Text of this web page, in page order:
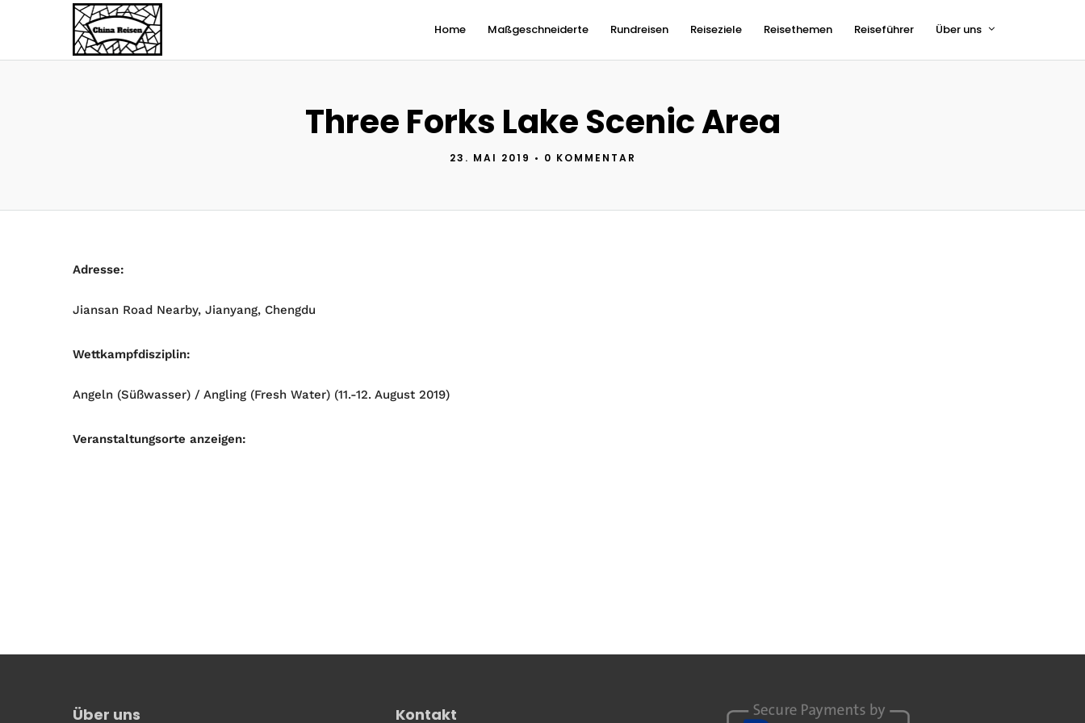
Home Maßgeschneiderte Rundreisen Reiseziele Reisethemen Reiseführer Über uns
Three Forks Lake Scenic Area
23. MAI 2019 • 0 KOMMENTAR
Adresse:
Jiansan Road Nearby, Jianyang, Chengdu
Wettkampfdisziplin:
Angeln (Süßwasser) / Angling (Fresh Water) (11.-12. August 2019)
Veranstaltungsorte anzeigen:
Über uns Kontakt